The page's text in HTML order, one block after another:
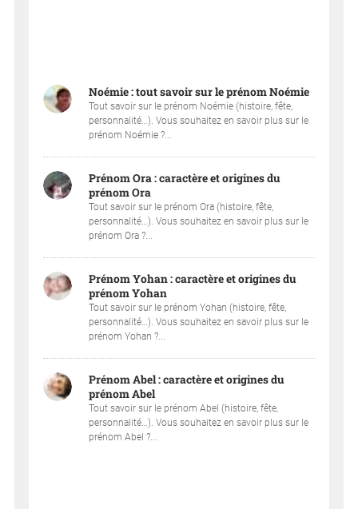
Noémie : tout savoir sur le prénom Noémie
Tout savoir sur le prénom Noémie (histoire, fête,
personnalité…). Vous souhaitez en savoir plus sur le
prénom Noémie ?...
Prénom Ora : caractère et origines du
prénom Ora
Tout savoir sur le prénom Ora (histoire, fête,
personnalité…). Vous souhaitez en savoir plus sur le
prénom Ora ?...
Prénom Yohan : caractère et origines du
prénom Yohan
Tout savoir sur le prénom Yohan (histoire, fête,
personnalité…). Vous souhaitez en savoir plus sur le
prénom Yohan ?...
Prénom Abel : caractère et origines du
prénom Abel
Tout savoir sur le prénom Abel (histoire, fête,
personnalité…). Vous souhaitez en savoir plus sur le
prénom Abel ?...